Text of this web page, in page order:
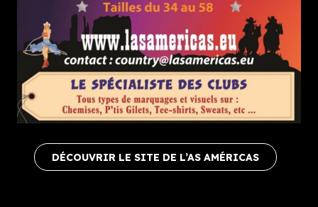
DÉCOUVRIR LE SITE DE L’AS AMÉRICAS